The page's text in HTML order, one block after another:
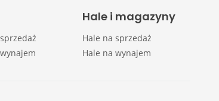
Hale i magazyny
Hale na sprzedaż
Hale na wynajem